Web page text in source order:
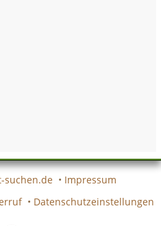
suchen.de • Impressum
• Datenschutzeinstellungen